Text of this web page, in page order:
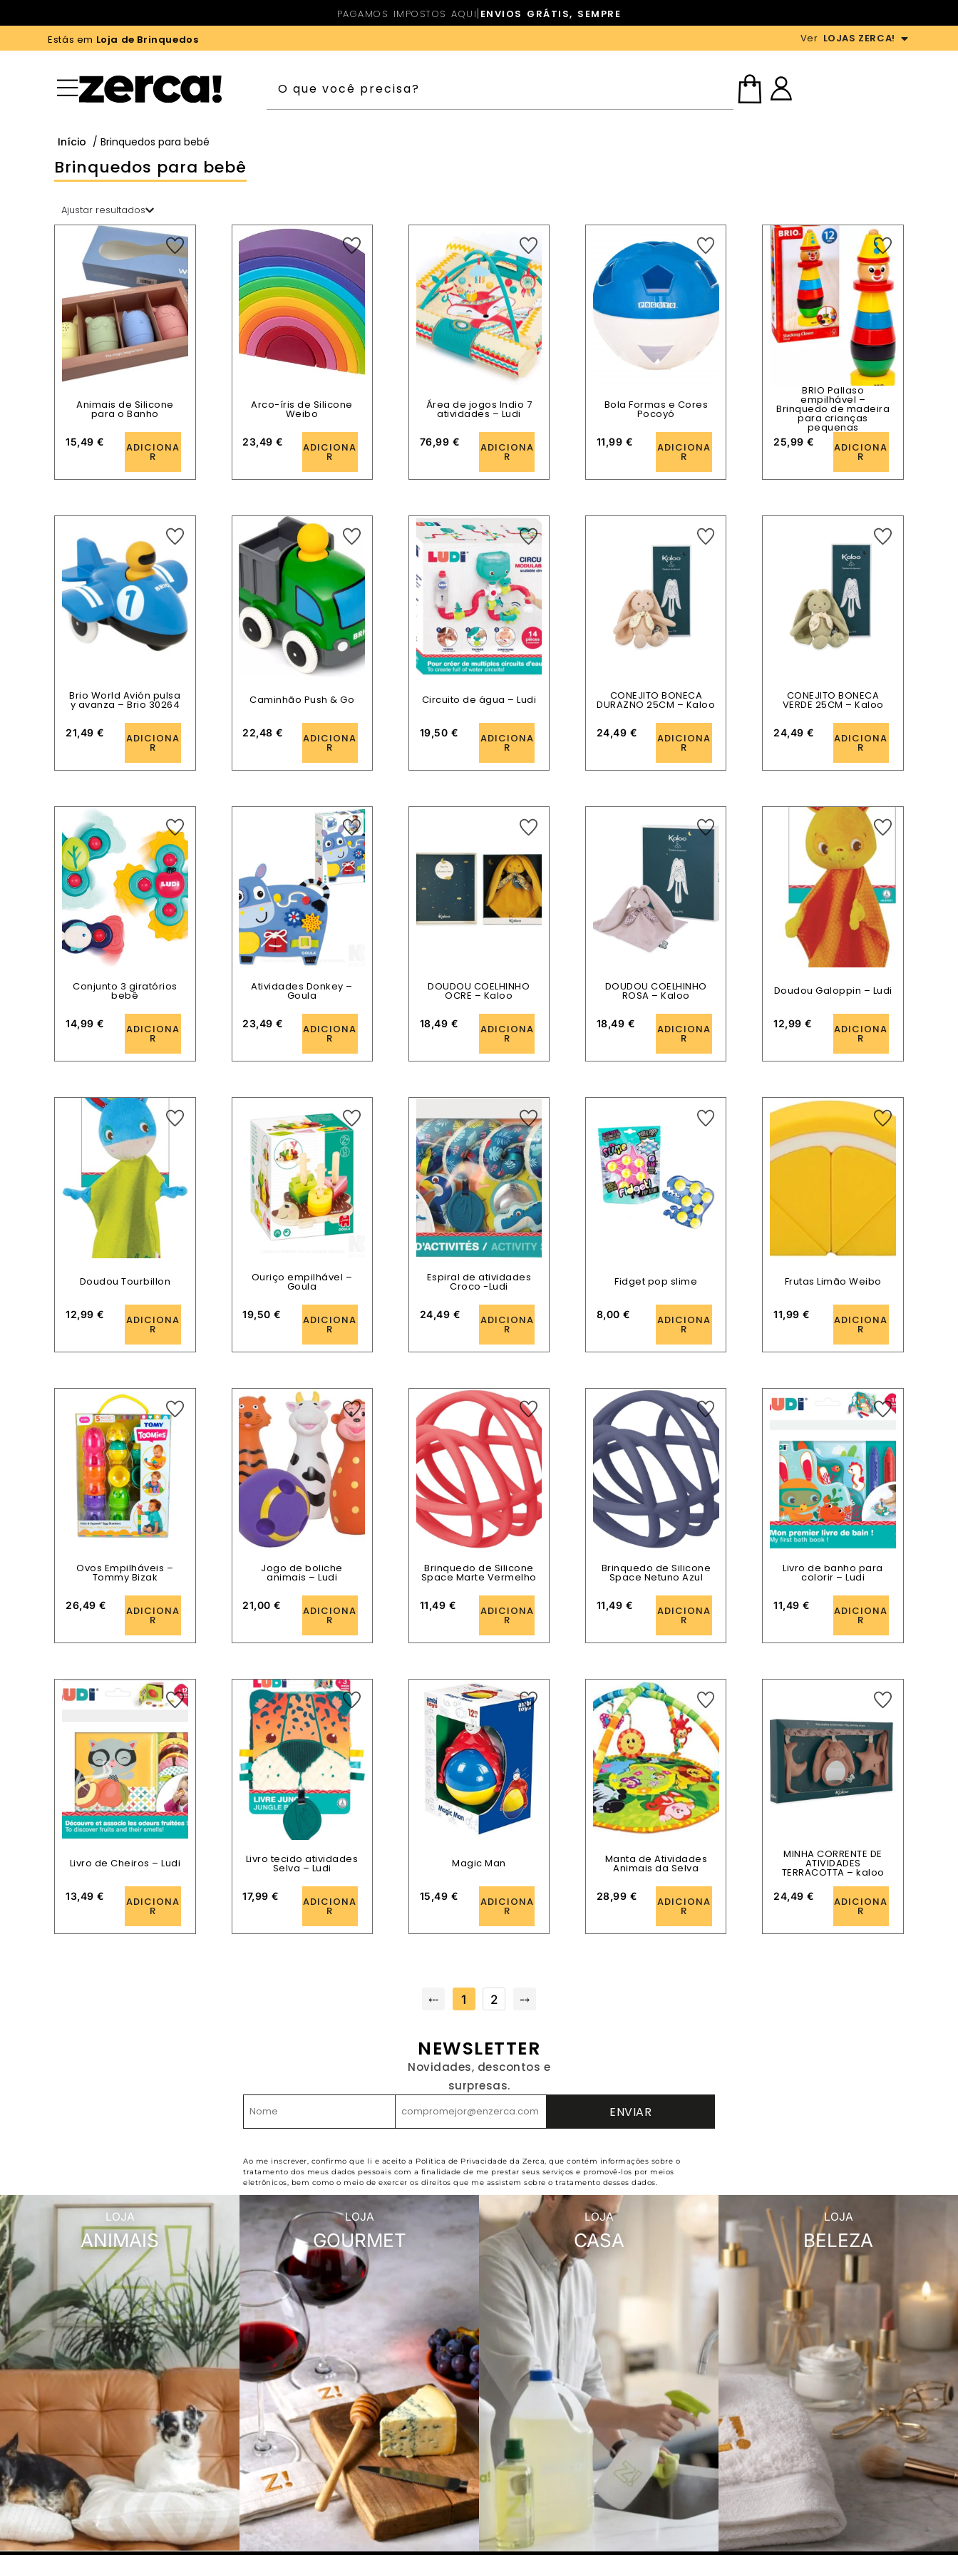
PAGAMOS IMPOSTOS AQUI| ENVIOS GRÁTIS, SEMPRE
Estás em Loja de Brinquedos Ver LOJAS ZERCA!
Início / Brinquedos para bebé
Brinquedos para bebê
Ajustar resultados
Animais de Silicone
para o Banho
15,49€ ADICIONA
R
Arco-íris de Silicone
Weibo
23,49€ ADICIONA
R
Área de jogos Indio 7
atividades – Ludi
76,99 € ADICIONA
R
Bola Formas e Cores
Pocoyó
11,99 € ADICIONA
R
BRIO Pallaso
empilhável –
Brinquedo de madeira
para crianças
pequenas
25,99€ ADICIONA
R
Brio World Avión pulsa
y avanza – Brio 30264
21,49€ ADICIONA
R
Caminhão Push & Go
22,48€ ADICIONA
R
Circuito de água – Ludi
19,50 € ADICIONA
R
CONEJITO BONECA
DURAZNO 25CM – Kaloo
24,49 € ADICIONA
R
CONEJITO BONECA
VERDE 25CM – Kaloo
24,49€ ADICIONA
R
Conjunto 3 giratórios
bebê
14,99€ ADICIONA
R
Atividades Donkey –
Goula
23,49€ ADICIONA
R
DOUDOU COELHINHO
OCRE – Kaloo
18,49 € ADICIONA
R
DOUDOU COELHINHO
ROSA – Kaloo
18,49 € ADICIONA
R
Doudou Galoppin – Ludi
12,99€ ADICIONA
R
Doudou Tourbillon
12,99€ ADICIONA
R
Ouriço empilhável –
Goula
19,50€ ADICIONA
R
Espiral de atividades
Croco -Ludi
24,49 € ADICIONA
R
Fidget pop slime
8,00€ ADICIONA
R
Frutas Limão Weibo
11,99€ ADICIONA
R
Ovos Empilháveis –
Tommy Bizak
26,49€ ADICIONA
R
Jogo de boliche
animais – Ludi
21,00€ ADICIONA
R
Brinquedo de Silicone
Space Marte Vermelho
11,49 € ADICIONA
R
Brinquedo de Silicone
Space Netuno Azul
11,49 € ADICIONA
R
Livro de banho para
colorir – Ludi
11,49€ ADICIONA
R
Livro de Cheiros – Ludi
13,49€ ADICIONA
R
Livro tecido atividades
Selva – Ludi
17,99€ ADICIONA
R
Magic Man
15,49 € ADICIONA
R
Manta de Atividades
Animais da Selva
28,99 € ADICIONA
R
MINHA CORRENTE DE
ATIVIDADES
TERRACOTTA – kaloo
24,49€ ADICIONA
R
⤎ 1 2 ⤍
NEWSLETTER
Novidades, descontos e
surpresas.
Ao me inscrever, confirmo que li e aceito a Política de Privacidade da Zerca, que contém informações sobre o
tratamento dos meus dados pessoais com a finalidade de me prestar seus serviços e promovê-los por meios
eletrônicos, bem como o meio de exercer os direitos que me assistem sobre o tratamento desses dados.
LOJA
ANIMAIS
LOJA
GOURMET
LOJA
CASA
LOJA
BELEZA